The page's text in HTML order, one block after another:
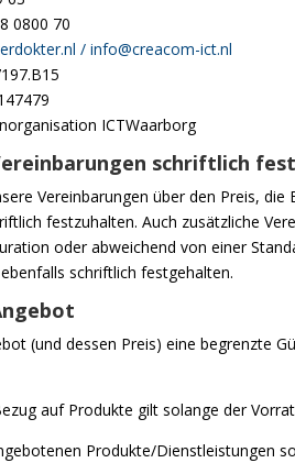
0800 70
/ info@creacom-ict.nl
ICTWaarborg
schriftlich
Vereinbarungen über den Preis,
festzuhalten. Auch zusätzliche
oder abweichend von einer
schriftlich festgehalten.
(und dessen Preis) eine begrenzte
auf Produkte gilt solange der
Produkte/Dienstleistungen